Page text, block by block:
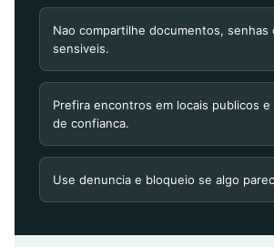
Nao compartilhe documentos, senhas
sensiveis.
Prefira encontros em locais publicos e
de confianca.
Use denuncia e bloqueio se algo